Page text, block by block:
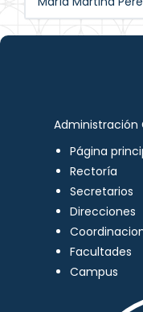
Administración
Página
Rectoría
Secretarios
Direcciones
Facultades
Campus